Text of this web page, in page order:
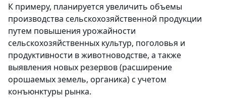
К примеру, планируется увеличить объемы
производства сельскохозяйственной продукции
путем повышения урожайности
сельскохозяйственных культур, поголовья и
продуктивности в животноводстве, а также
выявления новых резервов (расширение
орошаемых земель, органика) с учетом
конъюнктуры рынка.